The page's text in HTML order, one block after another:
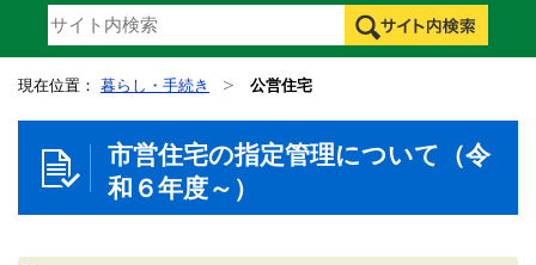
現在位置： 暮らし・手続き 公営住宅
市営住宅の指定管理について（令
和６年度～）